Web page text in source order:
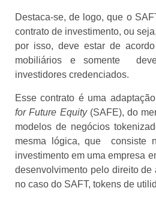
Destaca-se, de logo, que o
contrato de investimento, ou
por isso, deve estar de
mobiliários e somente
investidores credenciados.
Esse contrato é uma
for Future Equity (SAFE), do
modelos de negócios
mesma lógica, que consiste
investimento em uma empresa
desenvolvimento pelo direito
no caso do SAFT, tokens de